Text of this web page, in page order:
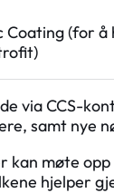
Coating (for
via CCS-
samt nye
kan møte
hjelper